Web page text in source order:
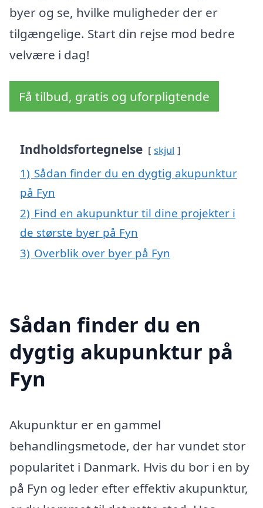
byer og se, hvilke muligheder der er
tilgængelige. Start din rejse mod bedre
velvære i dag!
Få tilbud, gratis og uforpligtende
Indholdsfortegnelse skjul
1) Sådan finder du en dygtig akupunktur
på Fyn
2) Find en akupunktur til dine projekter i
de største byer på Fyn
3) Overblik over byer på Fyn
Sådan finder du en
dygtig akupunktur på
Fyn
Akupunktur er en gammel
behandlingsmetode, der har vundet stor
popularitet i Danmark. Hvis du bor i en by
på Fyn og leder efter effektiv akupunktur,